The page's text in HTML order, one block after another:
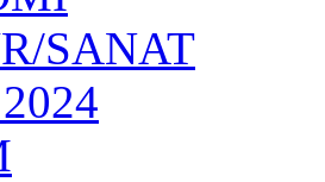
SANAT